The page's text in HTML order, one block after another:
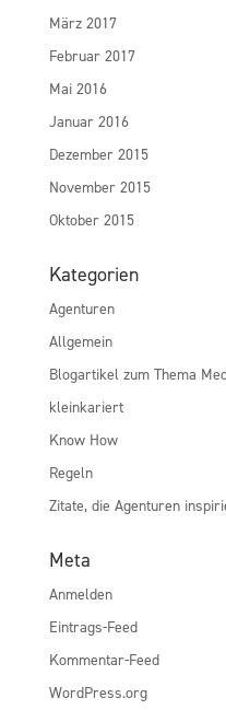
März 2017
Februar 2017
Mai 2016
Januar 2016
Dezember 2015
November 2015
Oktober 2015
Kategorien
Agenturen
Allgemein
Blogartikel zum Thema
kleinkariert
Know How
Regeln
Zitate, die Agenturen
Meta
Anmelden
Eintrags-Feed
Kommentar-Feed
WordPress.org